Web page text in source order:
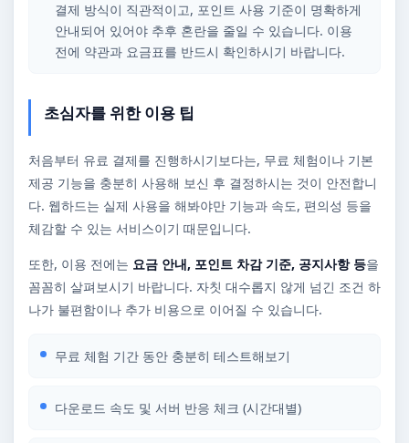
결제 방식이 직관적이고, 포인트 사용 기준이 명확하게
안내되어 있어야 추후 혼란을 줄일 수 있습니다. 이용
전에 약관과 요금표를 반드시 확인하시기 바랍니다.
초심자를 위한 이용 팁
처음부터 유료 결제를 진행하시기보다는, 무료 체험이나 기본
제공 기능을 충분히 사용해 보신 후 결정하시는 것이 안전합니
다. 웹하드는 실제 사용을 해봐야만 기능과 속도, 편의성 등을
체감할 수 있는 서비스이기 때문입니다.
또한, 이용 전에는 요금 안내, 포인트 차감 기준, 공지사항 등을
꼼꼼히 살펴보시기 바랍니다. 자칫 대수롭지 않게 넘긴 조건 하
나가 불편함이나 추가 비용으로 이어질 수 있습니다.
무료 체험 기간 동안 충분히 테스트해보기
다운로드 속도 및 서버 반응 체크 (시간대별)